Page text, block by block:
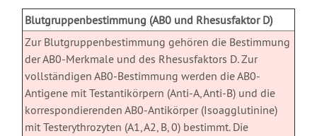
Blutgruppenbestimmung (AB0 und Rhesusfaktor D)
Zur Blutgruppenbestimmung gehören die Bestimmung
der AB0-Merkmale und des Rhesusfaktors D. Zur
vollständigen AB0-Bestimmung werden die AB0-
Antigene mit Testantikörpern (Anti-A, Anti-B) und die
korrespondierenden AB0-Antikörper (Isoagglutinine)
mit Testerythrozyten (A1, A2, B, 0) bestimmt. Die